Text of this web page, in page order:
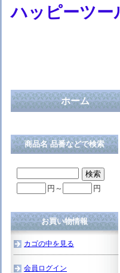
ハッピーツ
ホーム
商品名 品番などで検索
円～ 円
お買い物情報
カゴの中を見る
会員ログイン